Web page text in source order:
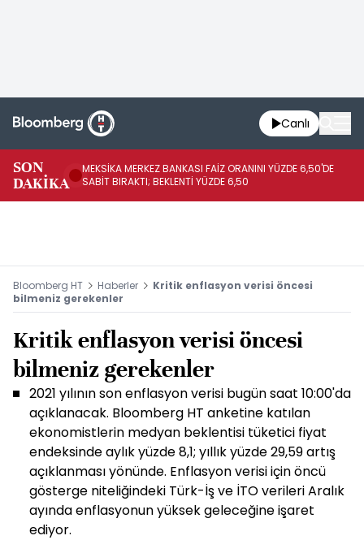
Canlı
SON
DAKİKA
MEKSİKA MERKEZ BANKASI FAİZ ORANINI YÜZDE 6,50'DE
SABİT BIRAKTI; BEKLENTİ YÜZDE 6,50
Bloomberg HT Haberler
Kritik enflasyon verisi öncesi
bilmeniz gerekenler
Kritik enflasyon verisi öncesi
bilmeniz gerekenler
2021 yılının son enflasyon verisi bugün saat 10:00'da
açıklanacak. Bloomberg HT anketine katılan
ekonomistlerin medyan beklentisi tüketici fiyat
endeksinde aylık yüzde 8,1; yıllık yüzde 29,59 artış
açıklanması yönünde. Enflasyon verisi için öncü
gösterge niteliğindeki Türk-İş ve İTO verileri Aralık
ayında enflasyonun yüksek geleceğine işaret
ediyor.